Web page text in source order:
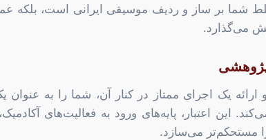
شما بر ساز و ردیف موسیقی ایرانی است، بلکه
می‌گذارد.
پژوهشی
یک اجرای ممتاز در کنار آن، شما را به
این اعتبار، پایه‌های ورود به فعالیت‌های
مستحکم‌تر می‌سازد.